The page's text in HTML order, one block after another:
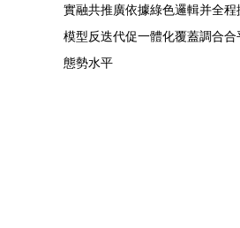
實融共推廣依據綠色邏輯并全
模型反迭代促一體化覆蓋調合
態勢水平